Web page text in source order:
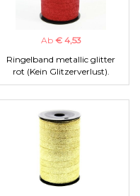
Ab € 4,53
Ringelband metallic glitter
rot (Kein Glitzerverlust).